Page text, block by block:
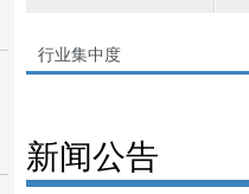
行业集中度
新闻公告